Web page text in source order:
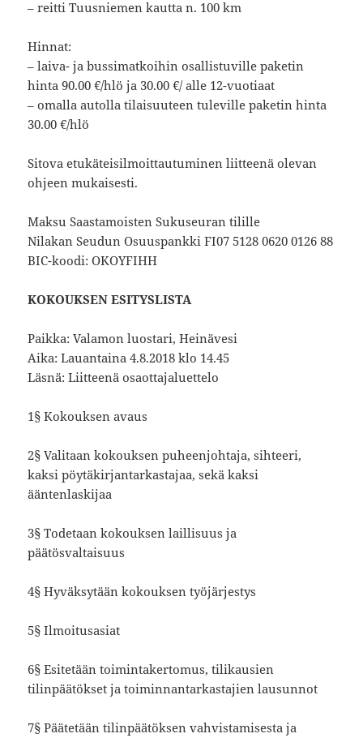
– reitti Tuusniemen kautta n. 100 km
Hinnat:
– laiva- ja bussimatkoihin osallistuville paketin
hinta 90.00 €/hlö ja 30.00 €/ alle 12-vuotiaat
– omalla autolla tilaisuuteen tuleville paketin hinta
30.00 €/hlö
Sitova etukäteisilmoittautuminen liitteenä olevan
ohjeen mukaisesti.
Maksu Saastamoisten Sukuseuran tilille
Nilakan Seudun Osuuspankki FI07 5128 0620 0126 88
BIC-koodi: OKOYFIHH
KOKOUKSEN ESITYSLISTA
Paikka: Valamon luostari, Heinävesi
Aika: Lauantaina 4.8.2018 klo 14.45
Läsnä: Liitteenä osaottajaluettelo
1§ Kokouksen avaus
2§ Valitaan kokouksen puheenjohtaja, sihteeri,
kaksi pöytäkirjantarkastajaa, sekä kaksi
ääntenlaskijaa
3§ Todetaan kokouksen laillisuus ja
päätösvaltaisuus
4§ Hyväksytään kokouksen työjärjestys
5§ Ilmoitusasiat
6§ Esitetään toimintakertomus, tilikausien
tilinpäätökset ja toiminnantarkastajien lausunnot
7§ Päätetään tilinpäätöksen vahvistamisesta ja